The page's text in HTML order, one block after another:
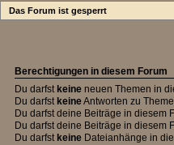
Das Forum ist gesperrt
Berechtigungen in diesem Forum
Du darfst keine neuen Themen in
Du darfst keineAntworten zu
Du darfst deine Beiträge in diesem
Du darfst deine Beiträge in diesem
Du darfst keine Dateianhänge in